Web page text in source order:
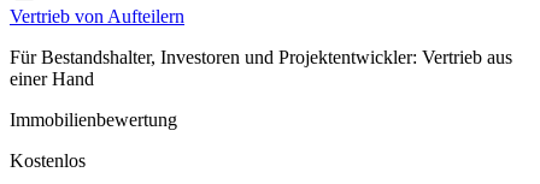
Vertrieb von Aufteilern
Für Bestandshalter, Investoren und Projektentwickler: Vertrieb aus
einer Hand
Immobilienbewertung
Kostenlos